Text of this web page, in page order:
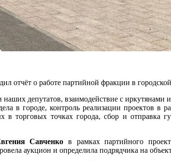
отчёт о работе партийной фракции в
депутатов, взаимодействие с
в городе, контроль реализации проектов
торговых точках города, сбор и отправка
Савченко в рамках партийного
аукцион и определила подрядчика на